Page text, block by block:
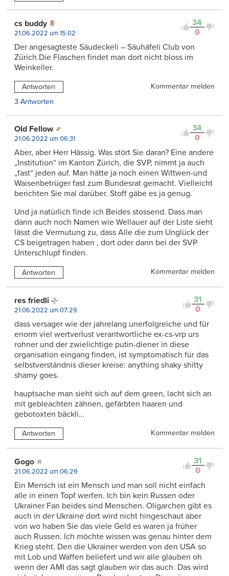
34
0
cs buddy
21.06.2022 um 15:02
Der angesagteste Säudeckeli – Säuhäfeli Club von
Zürich.Die Flaschen findet man dort nicht bloss im
Weinkeller.
Antworten
Kommentar melden
3 Antworten
34
0
Old Fellow
21.06.2022 um 06:31
Aber, aber Herr Hässig. Was stört Sie daran? Eine andere
„Institution“ im Kanton Zürich, die SVP, nimmt ja auch
„fast“ jeden auf. Man hätte ja noch einen Wittwen-und
Waisenbetrüger fast zum Bundesrat gemacht. Vielleicht
berichten Sie mal darüber. Stoff gäbe es ja genug.
Und ja natürlich finde ich Beides stossend. Dass man
dann auch noch Namen wie Wellauer auf der Liste sieht
lässt die Vermutung zu, dass Alle die zum Unglück der
CS beigetragen haben , dort oder dann bei der SVP
Unterschlupf finden.
Antworten Kommentar melden
31
0
res friedli
21.06.2022 um 07:29
dass versager wie der jahrelang unerfolgreiche und für
enorm viel wertverlust verantwortliche ex-cs-vrp urs
rohner und der zwielichtige putin-diener in diese
organisation eingang finden, ist symptomatisch für das
selbstverständnis dieser kreise: anything shaky shitty
shamy goes.
hauptsache man sieht sich auf dem green, lacht sich an
mit gebleachten zähnen, gefärbten haaren und
gebotoxten bäckli…
Antworten Kommentar melden
31
0
Gogo
21.06.2022 um 06:29
Ein Mensch ist ein Mensch und man soll nicht einfach
alle in einen Topf werfen. Ich bin kein Russen oder
Ukrainer Fan beides sind Menschen. Oligarchen gibt es
auch in der Ukraine dort wird nicht hingeschaut aber
von wo haben Sie das viele Geld es waren ja früher
auch Russen. Ich möchte wissen was genau hinter dem
Krieg steht. Den die Ukrainer werden von den USA so
mit Lob und Waffen beliefert und wir alle glauben oh
wenn der AMI das sagt glauben wir das auch. Das wird